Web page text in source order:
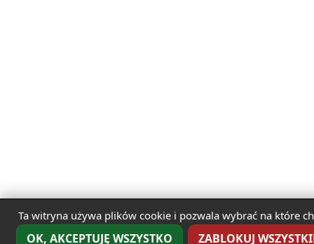
Ta witryna używa plików cookie i pozwala wybrać na które
OK, AKCEPTUJĘ WSZYSTKO ZABLOKUJ